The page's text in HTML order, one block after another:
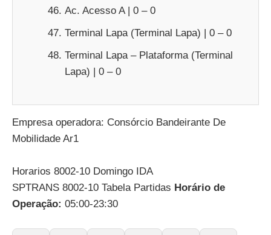
Ac. Acesso A | 0 – 0
Terminal Lapa (Terminal Lapa) | 0 – 0
Terminal Lapa – Plataforma (Terminal
Lapa) | 0 – 0
Empresa operadora: Consórcio Bandeirante De
Mobilidade Ar1
Horarios 8002-10 Domingo IDA
SPTRANS 8002-10 Tabela Partidas Horário de
Operação: 05:00-23:30